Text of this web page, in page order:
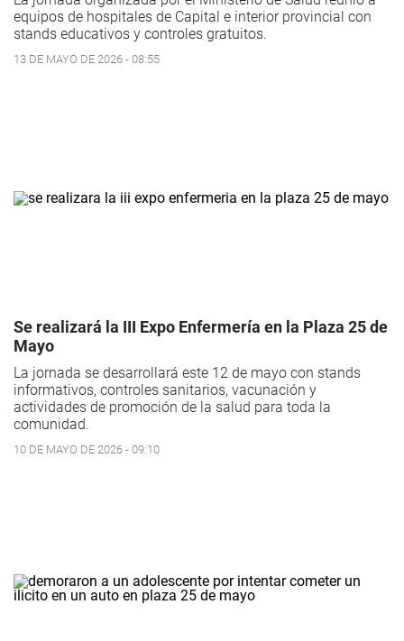
equipos de hospitales de Capital e interior provincial con
stands educativos y controles gratuitos.
13 DE MAYO DE 2026 - 08:55
Se realizará la III Expo Enfermería en la Plaza 25 de
Mayo
La jornada se desarrollará este 12 de mayo con stands
informativos, controles sanitarios, vacunación y
actividades de promoción de la salud para toda la
comunidad.
10 DE MAYO DE 2026 - 09:10